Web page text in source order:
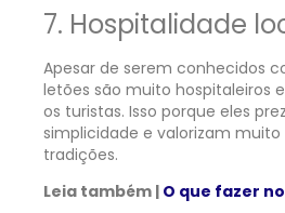
7. Hospitalidade
Apesar de serem conhecidos
letões são muito hospitaleiros
os turistas. Isso porque eles
simplicidade e valorizam
tradições.
Leia também | O que fazer